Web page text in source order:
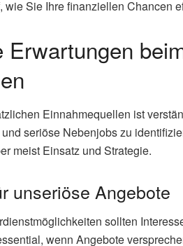
wie Sie Ihre finanziellen Chancen
Erwartungen
Einnahmequellen ist
seriöse Nebenjobs zu
meist Einsatz und Strategie.
unseriöse Angebote
sollten
wenn Angebote